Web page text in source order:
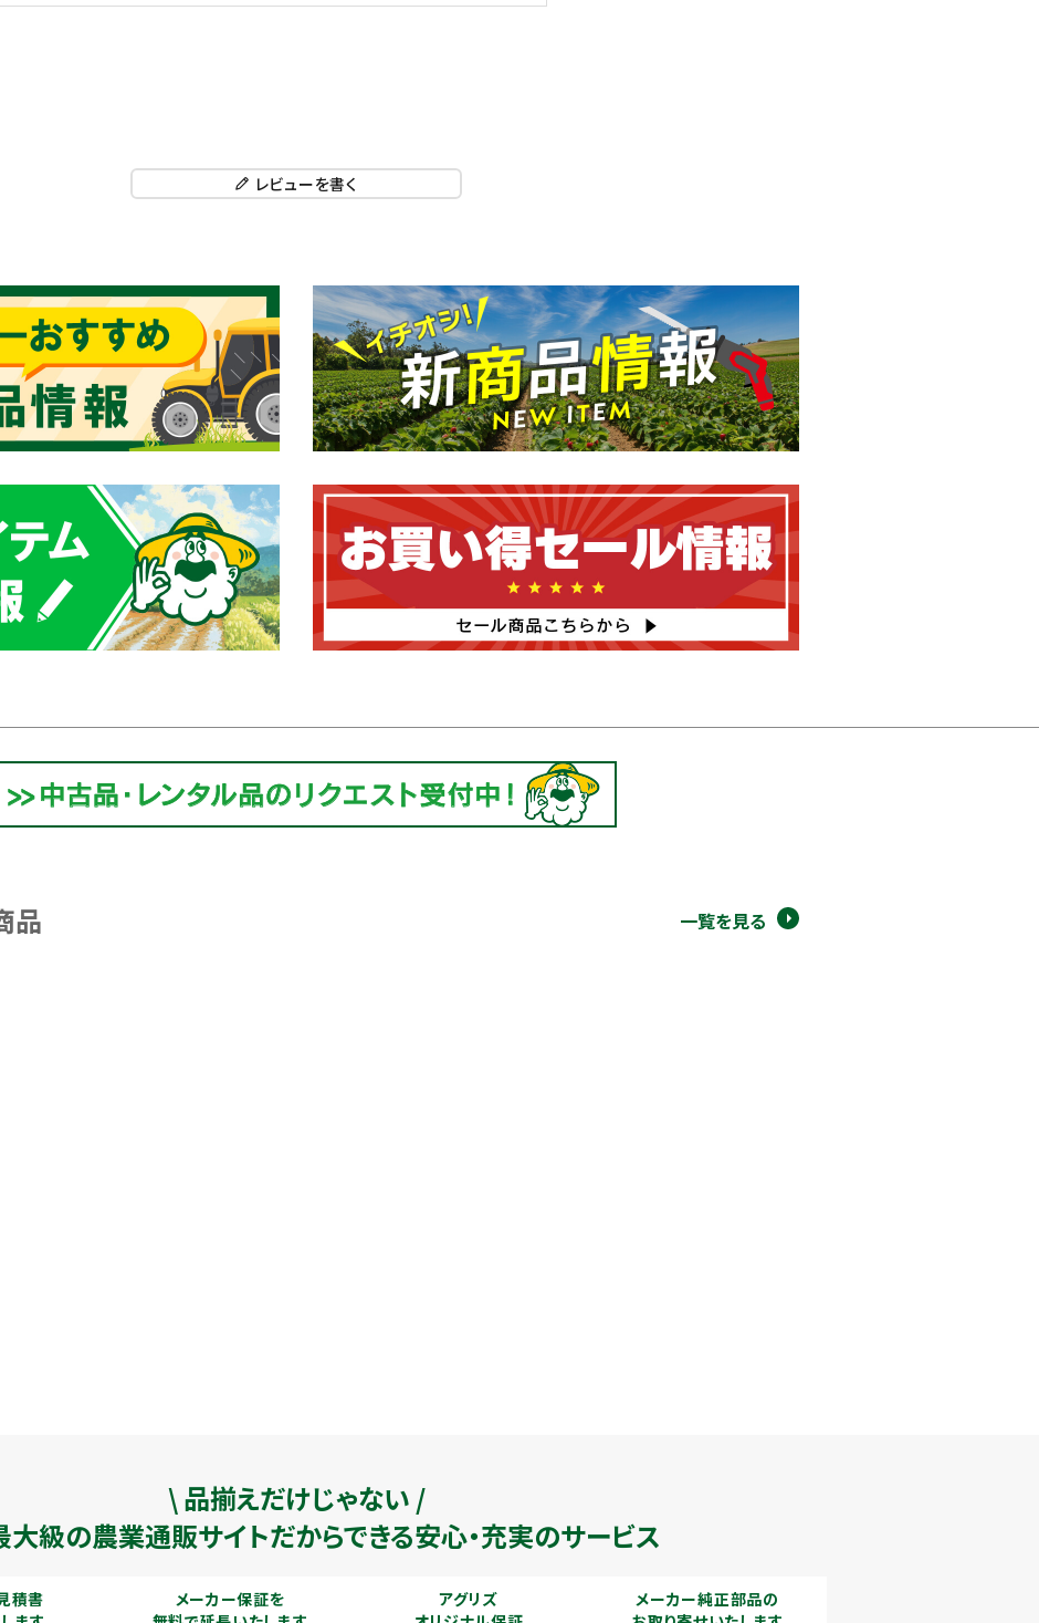
レビューを書く
品 一覧を見る
\ 品揃えだけじゃない /
大級の農業通販サイトだからできる安心・充実のサービス
積書
メーカー保証を
アグリズ
メーカー純正部品の